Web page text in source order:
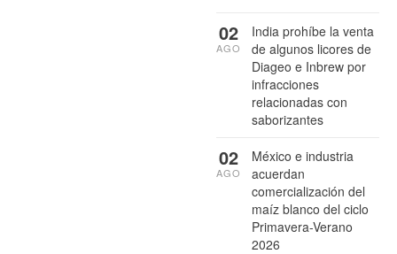
India prohíbe la venta
de algunos licores de
Diageo e Inbrew por
infracciones
relacionadas con
saborizantes
02
AGO
México e industria
acuerdan
comercialización del
maíz blanco del ciclo
Primavera-Verano
2026
02
AGO